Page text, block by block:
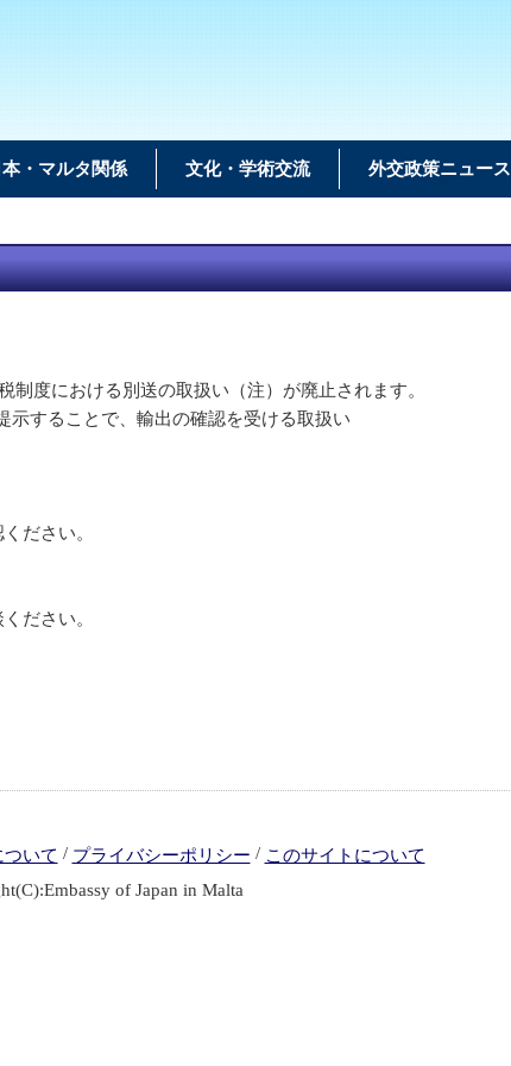
本・マルタ関係 文化・学術交流 外交政策ニュース
度における別送の取扱い（注）が廃止されます。
示することで、輸出の確認を受ける取扱い
ださい。
ださい。
いて / プライバシーポリシー / このサイトについて
of Japan in Malta